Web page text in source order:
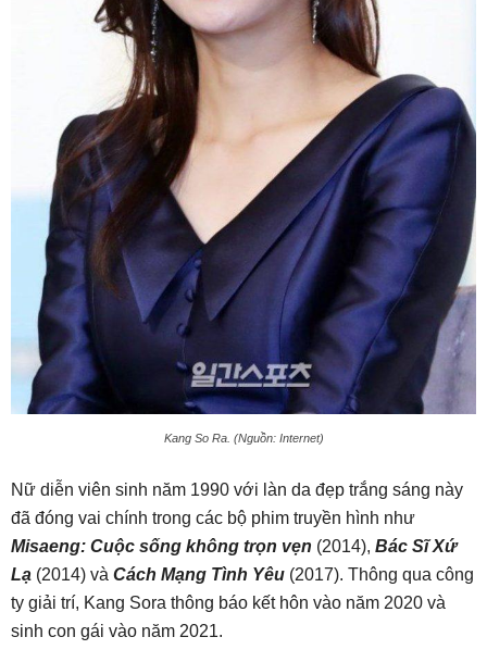
Kang So Ra. (Nguồn: Internet)
Nữ diễn viên sinh năm 1990 với làn da đẹp trắng sáng này
đã đóng vai chính trong các bộ phim truyền hình như
Misaeng: Cuộc sống không trọn vẹn (2014), Bác Sĩ Xứ
Lạ (2014) và Cách Mạng Tình Yêu (2017). Thông qua công
ty giải trí, Kang Sora thông báo kết hôn vào năm 2020 và
sinh con gái vào năm 2021.